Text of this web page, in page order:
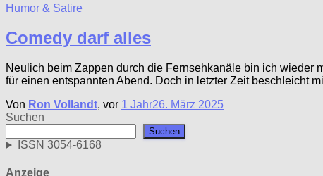
Humor & Satire
Comedy darf alles
Neulich beim Zappen durch die Fernsehkanäle bin ich wieder
für einen entspannten Abend. Doch in letzter Zeit beschleicht
Von Ron Vollandt, vor 1 Jahr26. März 2025
Suchen
Suchen
ISSN 3054-6168
Anzeige